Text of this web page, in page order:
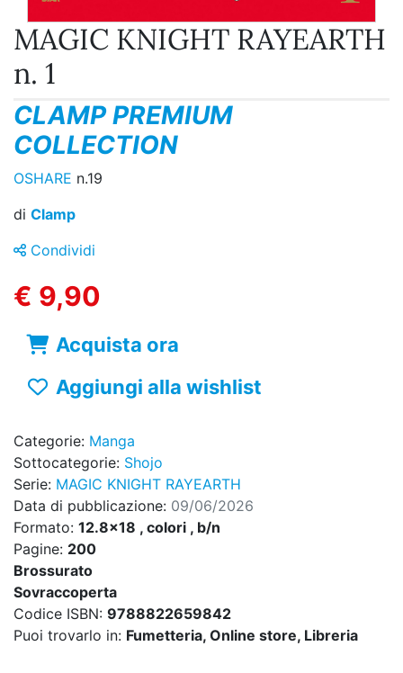
MAGIC KNIGHT RAYEARTH
n. 1
CLAMP PREMIUM
COLLECTION
OSHARE n.19
di Clamp
Condividi
€ 9,90
Acquista ora
Aggiungi alla wishlist
Categorie: Manga
Sottocategorie: Shojo
Serie: MAGIC KNIGHT RAYEARTH
Data di pubblicazione: 09/06/2026
Formato: 12.8x18 , colori , b/n
Pagine: 200
Brossurato
Sovraccoperta
Codice ISBN: 9788822659842
Puoi trovarlo in: Fumetteria, Online store, Libreria